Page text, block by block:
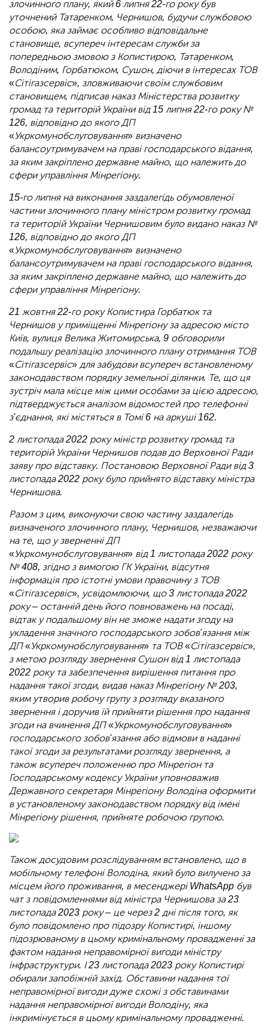
злочинного плану, який 6 липня 22-го року був
уточнений Татаренком, Чернишов, будучи службовою
особою, яка займає особливо відповідальне
становище, всупереч інтересам служби за
попередньою змовою з Копистирою, Татаренком,
Володіним, Горбатюком, Сушон, діючи в інтересах ТОВ
«Сітігазсервіс», зловживаючи своїм службовим
становищем, підписав наказ Міністерства розвитку
громад та територій України від 15 липня 22-го року №
126, відповідно до якого ДП
«Укркомунобслуговування» визначено
балансоутримувачем на праві господарського відання,
за яким закріплено державне майно, що належить до
сфери управління Мінрегіону.
15-го липня на виконання заздалегідь обумовленої
частини злочинного плану міністром розвитку громад
та територій України Чернишовим було видано наказ №
126, відповідно до якого ДП
«Укркомунобслуговування» визначено
балансоутримувачем на праві господарського відання,
за яким закріплено державне майно, що належить до
сфери управління Мінрегіону.
21 жовтня 22-го року Копистира Горбатюк та
Чернишов у приміщенні Мінрегіону за адресою місто
Київ, вулиця Велика Житомирська, 9 обговорили
подальшу реалізацію злочинного плану отримання ТОВ
«Сітігазсервіс» для забудови всупереч встановленому
законодавством порядку земельної ділянки. Те, що ця
зустріч мала місце між цими особами за цією адресою,
підтверджується аналізом відомостей про телефонні
з'єднання, які містяться в Томі 6 на аркуші 162.
2 листопада 2022 року міністр розвитку громад та
територій України Чернишов подав до Верховної Ради
заяву про відставку. Постановою Верховної Ради від 3
листопада 2022 року було прийнято відставку міністра
Чернишова.
Разом з цим, виконуючи свою частину заздалегідь
визначеного злочинного плану, Чернишов, незважаючи
на те, що у зверненні ДП
«Укркомунобслуговування» від 1 листопада 2022 року
№ 408, згідно з вимогою ГК України, відсутня
інформація про істотні умови правочину з ТОВ
«Сітігазсервіс», усвідомлюючи, що 3 листопада 2022
року – останній день його повноважень на посаді,
відтак у подальшому він не зможе надати згоду на
укладення значного господарського зобов'язання між
ДП«Укркомунобслуговування» та ТОВ«Сітігазсервіс»,
з метою розгляду звернення Сушон від 1 листопада
2022 року та забезпечення вирішення питання про
надання такої згоди, видав наказ Мінрегіону № 203,
яким утворив робочу групу з розгляду вказаного
звернення і доручив їй прийняти рішення про надання
згоди на вчинення ДП«Укркомунобслуговування»
господарського зобов'язання або відмови в наданні
такої згоди за результатами розгляду звернення, а
також всупереч положенню про Мінрегіон та
Господарському кодексу України уповноважив
Державного секретаря Мінрегіону Володіна оформити
в установленому законодавством порядку від імені
Мінрегіону рішення, прийняте робочою групою.
Також досудовим розслідуванням встановлено, що в
мобільному телефоні Володіна, який було вилучено за
місцем його проживання, в месенджері WhatsApp був
чат з повідомленнями від міністра Чернишова за 23
листопада 2023 року – це через 2 дні після того, як
було повідомлено про підозру Копистирі, іншому
підозрюваному в цьому кримінальному провадженні за
фактом надання неправомірної вигоди міністру
інфраструктури. І 23 листопада 2023 року Копистирі
обирали запобіжній захід. Обставини надання тої
неправомірної вигоди дуже схожі з обставинами
надання неправомірної вигоди Володіну, яка
інкримінується в цьому кримінальному провадженні.